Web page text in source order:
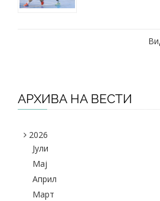
АРХИВА НА ВЕСТИ
2026
Јули
Maj
Април
Март